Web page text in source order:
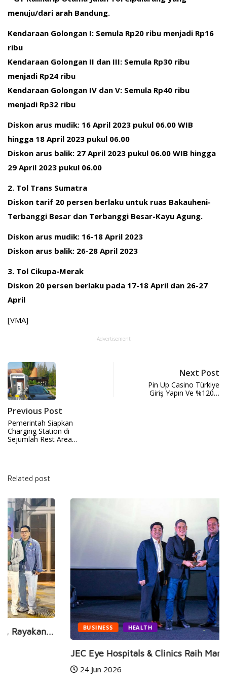
menuju/dari arah Bandung.
Kendaraan Golongan I: Semula Rp20 ribu menjadi Rp16
ribu
Kendaraan Golongan II dan III: Semula Rp30 ribu
menjadi Rp24 ribu
Kendaraan Golongan IV dan V: Semula Rp40 ribu
menjadi Rp32 ribu
Diskon arus mudik: 16 April 2023 pukul 06.00 WIB
hingga 18 April 2023 pukul 06.00
Diskon arus balik: 27 April 2023 pukul 06.00 WIB hingga
29 April 2023 pukul 06.00
2. Tol Trans Sumatra
Diskon tarif 20 persen berlaku untuk ruas Bakauheni-
Terbanggi Besar dan Terbanggi Besar-Kayu Agung.
Diskon arus mudik: 16-18 April 2023
Diskon arus balik: 26-28 April 2023
3. Tol Cikupa-Merak
Diskon 20 persen berlaku pada 17-18 April dan 26-27
April
[VMA]
Advertisement
Previous Post
Pemerintah Siapkan
Charging Station di
Sejumlah Rest Area…
Next Post
Pin Up Casino Türkiye
Giriş Yapın Ve %120…
Related post
BUSINESS HEALTH
JEC Eye Hospitals & Clinics Raih Marketeers...